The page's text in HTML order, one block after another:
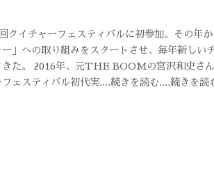
クイチャーフェスティバルに初参加。その年か
ー」への取り組みをスタートさせ、毎年新しい
きた。 2016年、元THE BOOMの宮沢和史さん
フェスティバル初代実....続きを読む....続きを読